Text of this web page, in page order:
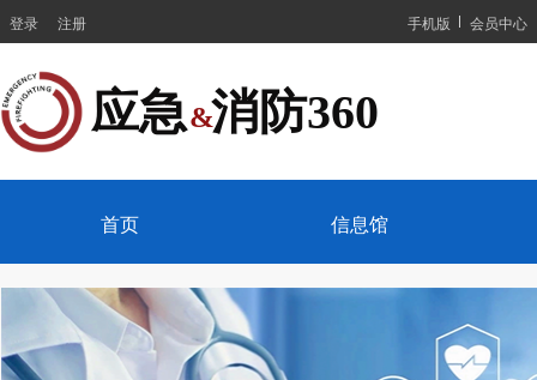
登录 注册 手机版 会员中心
应急  消防360
&
首页 信息馆